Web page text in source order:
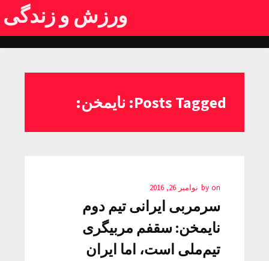
ورزش و زندگی
Posts Tagged: نایمخن:
by on نوامبر 26, 2016
سرمربی ایرانی تیم دوم
نایمخن: سقفم مربیگری
تیم‌ملی است، اما ایران